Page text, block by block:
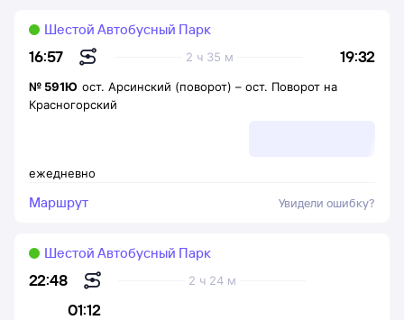
16:57 19:32
2 ч 35 м
Шестой Автобусный Парк
ежедневно
№ 591Ю ост. Арсинский (поворот) – ост. Поворот на
Красногорский
Маршрут Увидели ошибку?
22:48
01:12
2 ч 24 м
Шестой Автобусный Парк